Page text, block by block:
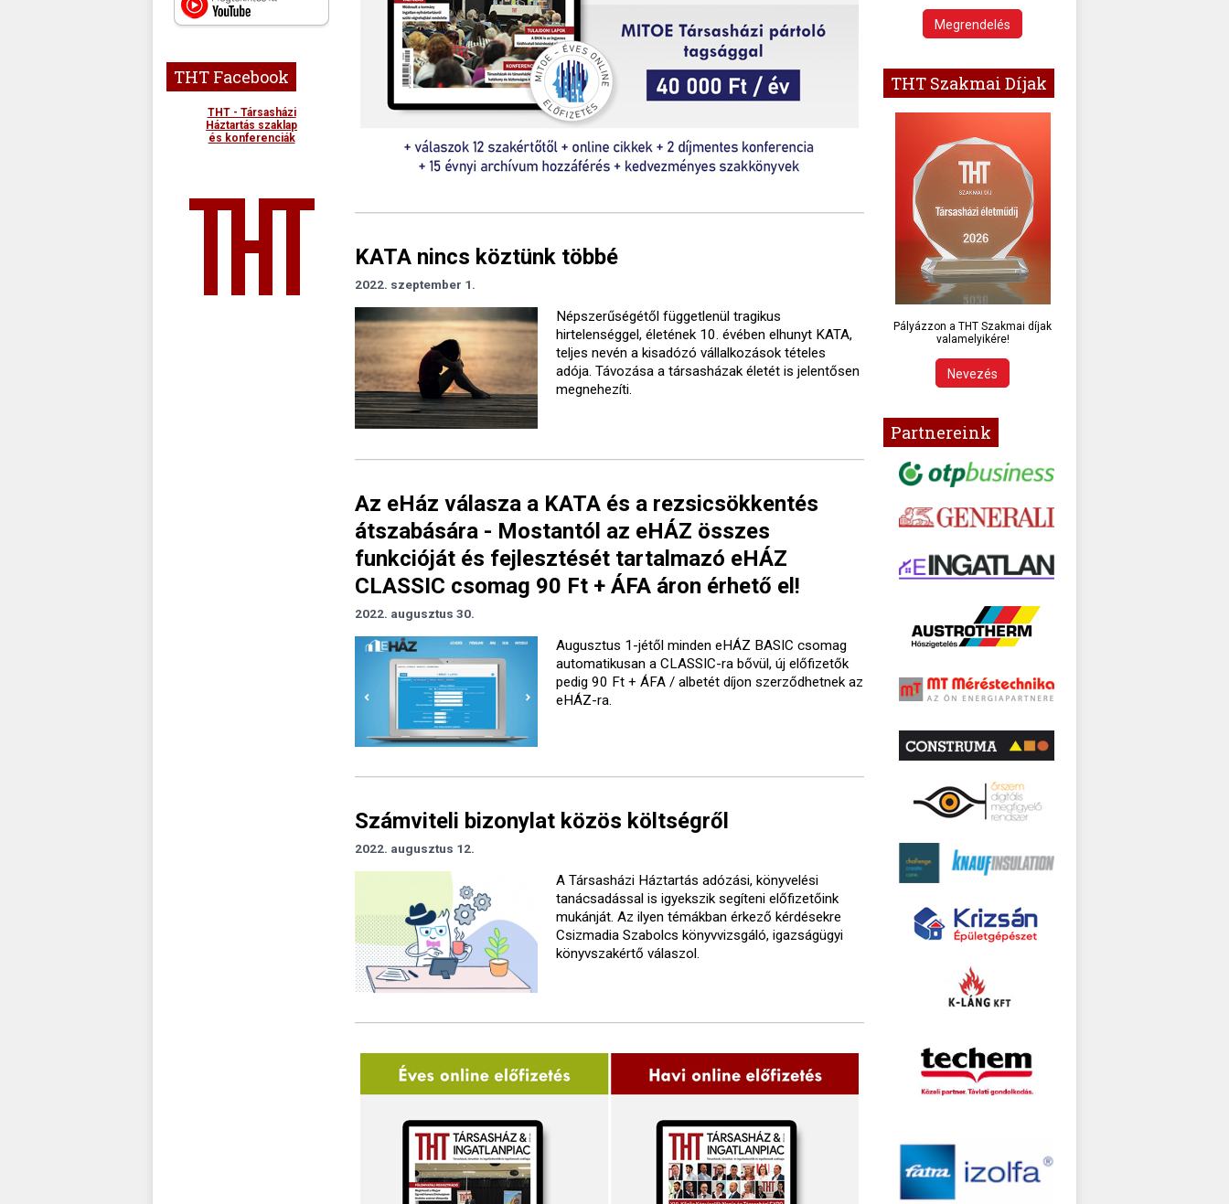
THT Facebook
THT - Társasházi
Háztartás szaklap
és konferenciák
KATA nincs köztünk többé
2022. szeptember 1.
Népszerűségétől függetlenül tragikus
hirtelenséggel, életének 10. évében elhunyt KATA,
teljes nevén a kisadózó vállalkozások tételes
adója. Távozása a társasházak életét is jelentősen
megnehezíti.
Az eHáz válasza a KATA és a rezsicsökkentés
átszabására - Mostantól az eHÁZ összes
funkcióját és fejlesztését tartalmazó eHÁZ
CLASSIC csomag 90 Ft + ÁFA áron érhető el!
2022. augusztus 30.
Augusztus 1-jétől minden eHÁZ BASIC csomag
automatikusan a CLASSIC-ra bővül, új előfizetők
pedig 90 Ft + ÁFA / albetét díjon szerződhetnek az
eHÁZ-ra.
Számviteli bizonylat közös költségről
2022. augusztus 12.
A Társasházi Háztartás adózási, könyvelési
tanácsadással is igyekszik segíteni előfizetőink
mukánját. Az ilyen témákban érkező kérdésekre
Csizmadia Szabolcs könyvvizsgáló, igazságügyi
könyvszakértő válaszol.
Megrendelés
THT Szakmai Díjak
Pályázzon a THT Szakmai díjak
valamelyikére!
Nevezés
Partnereink